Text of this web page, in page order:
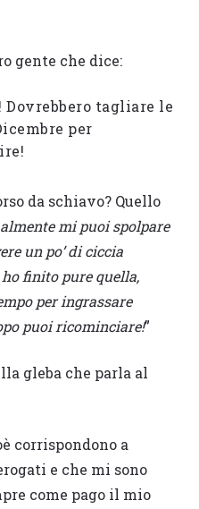
gente che dice:
Dovrebbero tagliare le
per
da schiavo? Quello
mi puoi spolpare
un po’ di ciccia
finito pure quella,
per ingrassare
puoi ricominciare!”
gleba che parla al
corrispondono a
e che mi sono
come pago il mio